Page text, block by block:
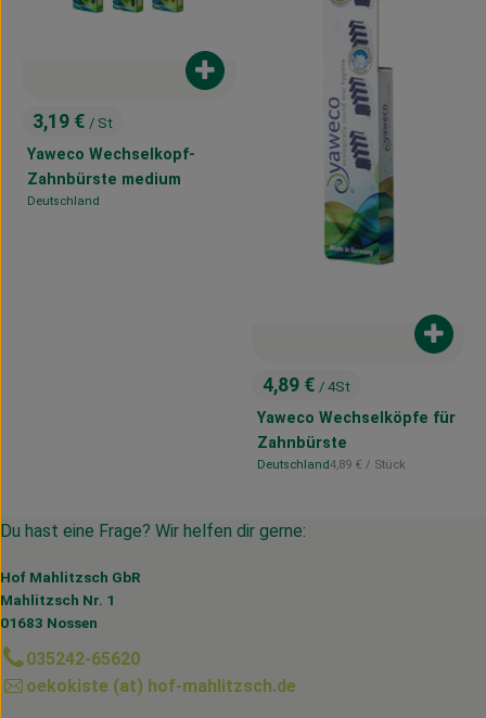
, Preis:
3,19 € / St
Yaweco Wechselkopf-
Zahnbürste medium
, Herkunft:
Deutschland
Produkt zum Warenkorb hinzufügen
, Preis:
4,89 € / 4St
Yaweco Wechselköpfe für
Zahnbürste
, Herkunft:
Deutschland, Referenzpreis:
4,89 € / Stück
Du hast eine Frage? Wir helfen dir gerne:
Hof Mahlitzsch GbR
Mahlitzsch Nr. 1
01683 Nossen
035242-65620
oekokiste (at) hof-mahlitzsch.de